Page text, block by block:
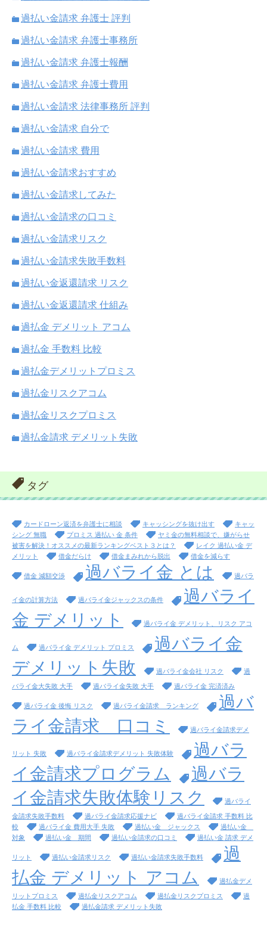
過払い金請求 弁護士 評判
過払い金請求 弁護士事務所
過払い金請求 弁護士報酬
過払い金請求 弁護士費用
過払い金請求 法律事務所 評判
過払い金請求 自分で
過払い金請求 費用
過払い金請求おすすめ
過払い金請求してみた
過払い金請求の口コミ
過払い金請求リスク
過払い金請求失敗手数料
過払い金返還請求 リスク
過払い金返還請求 仕組み
過払金 デメリット アコム
過払金 手数料 比較
過払金デメリットプロミス
過払金リスクアコム
過払金リスクプロミス
過払金請求 デメリット失敗
タグ
カードローン返済を弁護士に相談 キャッシングを抜け出す
キャッ
シング 無職
プロミス 過払い 金 条件
ヤミ金の無料相談で、嫌がらせ
被害を解決！オススメの最新ランキングベスト３とは？
レイク 過払い金 デ
メリット
借金だらけ 借金まみれから脱出 借金を減らす
借金 減額交渉 過バライ金 とは 過バラ
イ金の計算方法 過バライ金ジャックスの条件
過バライ
金 デメリット
過バライ金 デメリット、リスク アコ
ム 過バライ金 デメリット プロミス
過バライ金
デメリット失敗
過バライ金会社 リスク 過
バライ金大失敗 大手 過バライ金失敗 大手 過バライ金 完済済み
過バライ金 後悔 リスク 過バライ金請求 ランキング
過バ
ライ金請求 口コミ
過バライ金請求デメ
リット 失敗 過バライ金請求デメリット 失敗体験
過バラ
イ金請求プログラム
過バラ
イ金請求失敗体験リスク
過バライ
金請求失敗手数料 過バライ金請求応援ナビ
過バライ金請求 手数料 比
較
過バライ金 費用大手 失敗 過払い金 ジャックス
過払い金
対象
過払い金 期間 過払い金請求の口コミ 過払い金 請求 デメ
リット 過払い金請求リスク 過払い金請求失敗手数料
過
払金 デメリット アコム
過払金デメ
リットプロミス 過払金リスクアコム 過払金リスクプロミス
過
払金 手数料 比較
過払金請求 デメリット失敗